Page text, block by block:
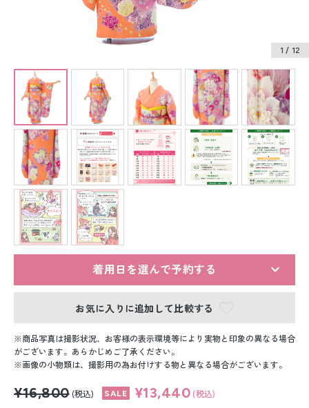
訪問着・付下げレンタル
ジュニア着物レンタル
ジュニア洋装レンタル
ベビー洋装レンタル
紋付袴レンタル
留袖レンタル
スーツレンタル
色打掛&紋付袴レンタル
白無垢&紋付袴レンタル
1 / 12
着用日を選んで予約する
お気に入りに追加して比較する
商品写真は撮影状況、お客様の表示環境等により実物と印象の異なる場合
がございます。あらかじめご了承ください。
画像の小物類は、撮影用の為お付けする物と異なる場合がございます。
¥16,800 (税込) ¥13,440 (税込)